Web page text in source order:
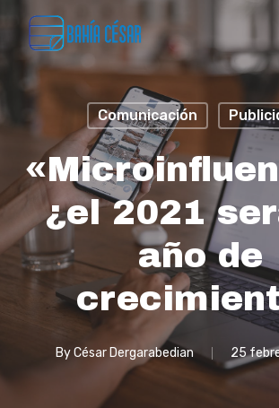
content
Comunicación
¿el 2021
año de
ByCésar Dergarabedian 25